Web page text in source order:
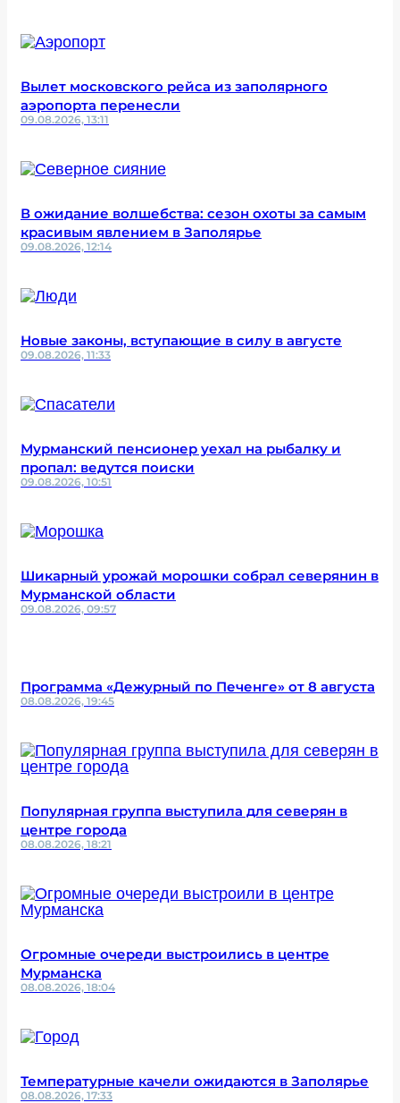
Вылет московского рейса из заполярного
аэропорта перенесли
09.08.2026, 13:11
В ожидание волшебства: сезон охоты за самым
красивым явлением в Заполярье
09.08.2026, 12:14
Новые законы, вступающие в силу в августе
09.08.2026, 11:33
Мурманский пенсионер уехал на рыбалку и
пропал: ведутся поиски
09.08.2026, 10:51
Шикарный урожай морошки собрал северянин в
Мурманской области
09.08.2026, 09:57
Программа «Дежурный по Печенге» от 8 августа
08.08.2026, 19:45
Популярная группа выступила для северян в
центре города
08.08.2026, 18:21
Огромные очереди выстроились в центре
Мурманска
08.08.2026, 18:04
Температурные качели ожидаются в Заполярье
08.08.2026, 17:33